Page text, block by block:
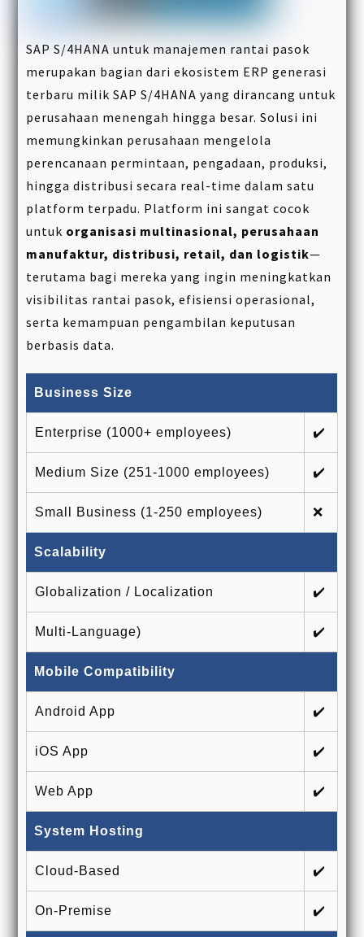
SAP S/4HANA untuk manajemen rantai pasok
merupakan bagian dari ekosistem ERP generasi
terbaru milik SAP S/4HANA yang dirancang untuk
perusahaan menengah hingga besar. Solusi ini
memungkinkan perusahaan mengelola
perencanaan permintaan, pengadaan, produksi,
hingga distribusi secara real-time dalam satu
platform terpadu. Platform ini sangat cocok
untuk organisasi multinasional, perusahaan
manufaktur, distribusi, retail, dan logistik—
terutama bagi mereka yang ingin meningkatkan
visibilitas rantai pasok, efisiensi operasional,
serta kemampuan pengambilan keputusan
berbasis data.
Business Size
Enterprise (1000+ employees) ✔️
Medium Size (251-1000 employees) ✔️
Small Business (1-250 employees) ❌
Scalability
Globalization / Localization ✔️
Multi-Language) ✔️
Mobile Compatibility
Android App ✔️
iOS App ✔️
Web App ✔️
System Hosting
Cloud-Based ✔️
On-Premise ✔️